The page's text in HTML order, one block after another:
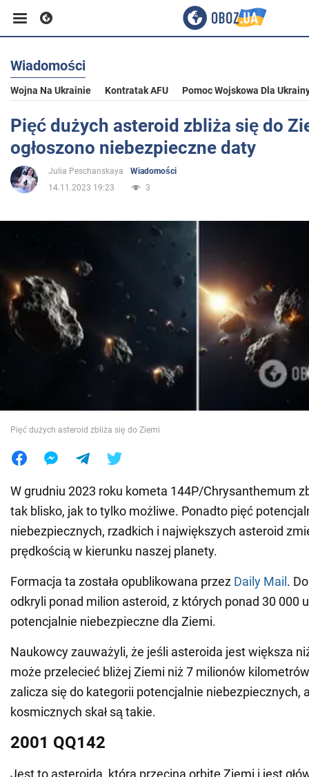
Biznes
Sport
Rozrywka
Społeczeństwo
Wojna na Ukrainie
Jedzenie
Wiadomości
Wojna Na Ukrainie Kontratak AFU Pomoc Wojskowa Dla
Pięć dużych asteroid zbliża się do
ogłoszono niebezpieczne daty
Julia Peschanskaya
Wiadomości
14.11.2023 19:23
3
Pięć dużych asteroid zbliża się do Ziemi
W grudniu 2023 roku kometa 144P/Chrysanthemum
tak blisko, jak to tylko możliwe. Ponadto pięć
niebezpiecznych, rzadkich i największych asteroid
prędkością w kierunku naszej planety.
Formacja ta została opublikowana przez Daily Mail .
odkryli ponad milion asteroid, z których ponad 30 000
potencjalnie niebezpieczne dla Ziemi.
Naukowcy zauważyli, że jeśli asteroida jest większa
może przelecieć bliżej Ziemi niż 7 milionów
zalicza się do kategorii potencjalnie niebezpiecznych,
kosmicznych skał są takie.
2001 QQ142